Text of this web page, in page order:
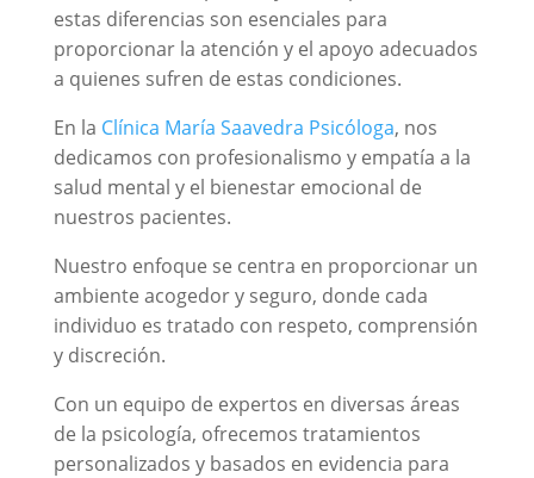
estas diferencias son esenciales para
proporcionar la atención y el apoyo adecuados
a quienes sufren de estas condiciones.
En la Clínica María Saavedra Psicóloga, nos
dedicamos con profesionalismo y empatía a la
salud mental y el bienestar emocional de
nuestros pacientes.
Nuestro enfoque se centra en proporcionar un
ambiente acogedor y seguro, donde cada
individuo es tratado con respeto, comprensión
y discreción.
Con un equipo de expertos en diversas áreas
de la psicología, ofrecemos tratamientos
personalizados y basados en evidencia para